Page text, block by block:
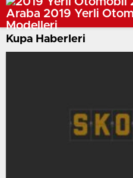
Kupa Haberleri